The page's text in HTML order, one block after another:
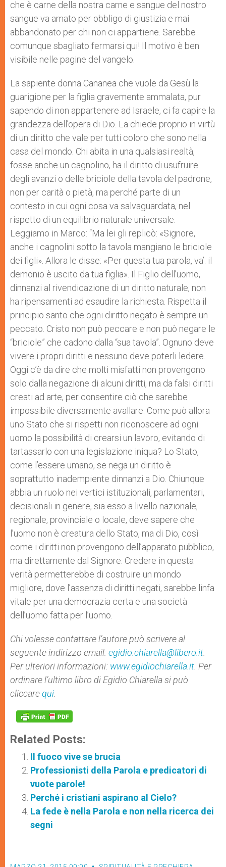
che è carne della nostra carne e sangue del nostro
sangue va amato per obbligo di giustizia e mai
abbandonato per chi non ci appartiene. Sarebbe
comunque sbagliato fermarsi qui! Il motivo è ben
visibile nelle pagine del vangelo.
La sapiente donna Cananea che vuole da Gesù la
guarigione per la figlia gravemente ammalata, pur
sapendo di non appartenere ad Israele, ci fa capire la
grandezza dell’opera di Dio. La chiede proprio in virtù
di un diritto che vale per tutti coloro che sono nella
casa del mondo. Chi abita in una qualsiasi realtà,
fosse anche un cagnolino, ha il diritto di usufruire
degli avanzi o delle briciole della tavola del padrone,
non per carità o pietà, ma perché parte di un
contesto in cui ogni cosa va salvaguardata, nel
rispetto di un equilibrio naturale universale.
Leggiamo in Marco: “Ma lei gli replicò: «Signore,
anche i cagnolini sotto la tavola mangiano le briciole
dei figli». Allora le disse: «Per questa tua parola, va’: il
demonio è uscito da tua figlia». Il Figlio dell’uomo,
dinnanzi al rivendicazione di un diritto naturale, non
ha ripensamenti ad esaudire la richiesta. Rispetta il
principio santo che ogni diritto negato è sempre un
peccato. Cristo non può peccare e non può negare le
“briciole” che cadono dalla “sua tavola”. Ognuno deve
vivere i propri diritti e nessuno deve poterli ledere.
Oggi c’è da dire che molti misfatti non provengono
solo dalla negazione di alcuni diritti, ma da falsi diritti
creati ad arte, per consentire ciò che sarebbe
impossibile diversamente avallare. Come può allora
uno Stato che si rispetti non riconoscere ad ogni
uomo la possibilità di crearsi un lavoro, evitando di
tartassarlo con una legislazione iniqua? Lo Stato,
come l’essere umano, se nega un diritto è
soprattutto inadempiente dinnanzi a Dio. Chiunque
abbia un ruolo nei vertici istituzionali, parlamentari,
decisionali in genere, sia esso a livello nazionale,
regionale, provinciale o locale, deve sapere che
l’uomo non è creatura dello Stato, ma di Dio, così
come i diritti non provengono dell’apparato pubblico,
ma direttamente dal Signore. Credere in questa
verità permetterebbe di costruire un mondo
migliore, dove l’assenza di diritti negati, sarebbe linfa
vitale per una democrazia certa e una società
dell’uomo fatta per l’uomo.
Chi volesse contattare l’autore può scrivere al
seguente indirizzo email: egidio.chiarella@libero.it
Per ulteriori informazioni: www.egidiochiarella.it . Per
ordinare l’ultimo libro di Egidio Chiarella si può
cliccarequi
Related Posts:
Il fuoco vive se brucia
Professionisti della Parola e predicatori di
vuote parole!
Perché i cristiani aspirano al Cielo?
La fede è nella Parola e non nella ricerca dei
segni